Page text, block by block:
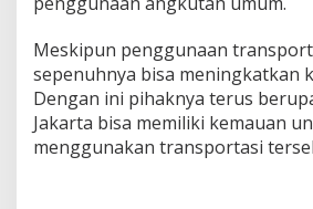
Meskipun penggunaan
sepenuhnya bisa meningkatkan
Dengan ini pihaknya terus
Jakarta bisa memiliki kemauan
menggunakan transportasi